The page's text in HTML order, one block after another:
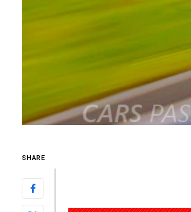
SHARE